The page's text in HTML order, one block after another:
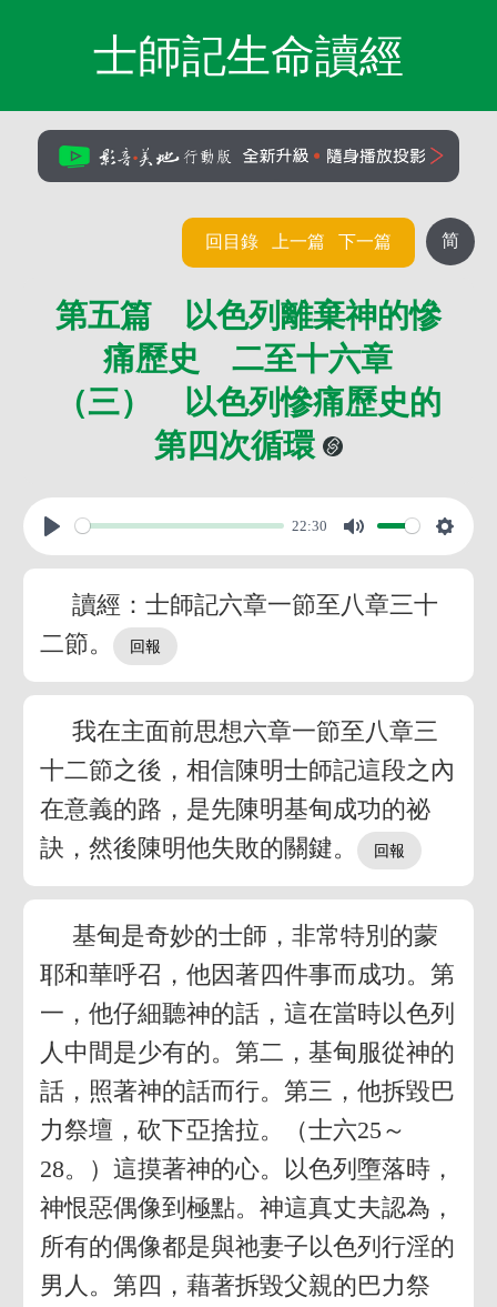
士師記生命讀經
简
回目錄 上一篇 下一篇
第五篇 以色列離棄神的慘
痛歷史 二至十六章
（三） 以色列慘痛歷史的
第四次循環
22:30
讀經：士師記六章一節至八章三十
二節。
我在主面前思想六章一節至八章三
十二節之後，相信陳明士師記這段之內
在意義的路，是先陳明基甸成功的祕
訣，然後陳明他失敗的關鍵。
基甸是奇妙的士師，非常特別的蒙
耶和華呼召，他因著四件事而成功。第
一，他仔細聽神的話，這在當時以色列
人中間是少有的。第二，基甸服從神的
話，照著神的話而行。第三，他拆毀巴
力祭壇，砍下亞捨拉。（士六25～
28。）這摸著神的心。以色列墮落時，
神恨惡偶像到極點。神這真丈夫認為，
所有的偶像都是與祂妻子以色列行淫的
男人。第四，藉著拆毀父親的巴力祭